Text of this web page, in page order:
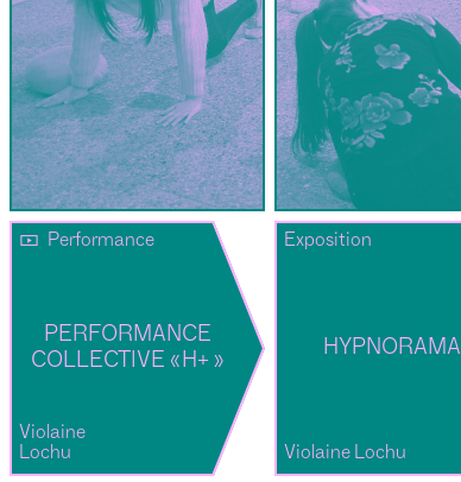
PERFORMANCE
COLLECTIVE « H+ »
Performance
Violaine
Lochu
HYPNORAMA
Exposition
Violaine Lochu